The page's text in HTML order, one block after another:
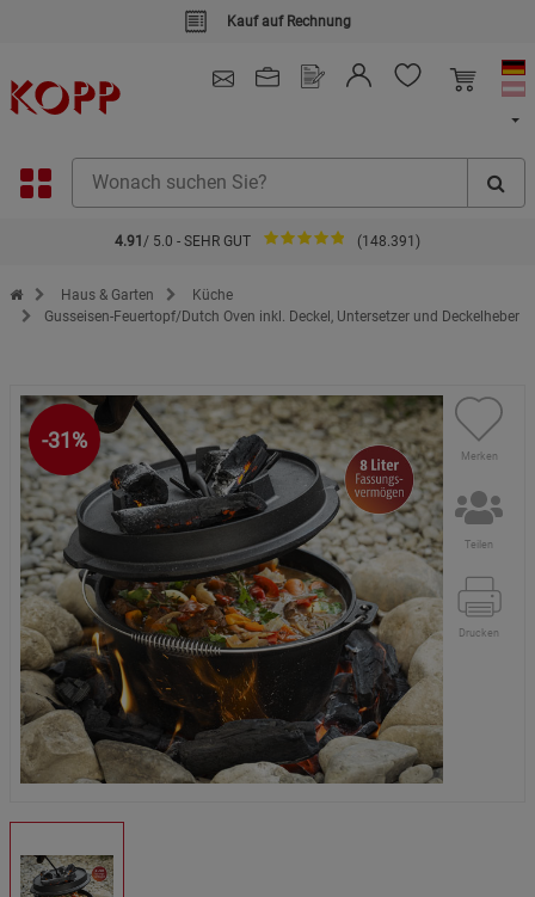
Kauf auf Rechnung
4.91 / 5.0 - SEHR GUT (148.391)
Zur Startseite des Kopp Verlag Online-Shop
Haus & Garten
Küche
Gusseisen-Feuertopf/Dutch Oven inkl. Deckel, Untersetzer und Deckelheber
-31%
Merken
Teilen
Drucken